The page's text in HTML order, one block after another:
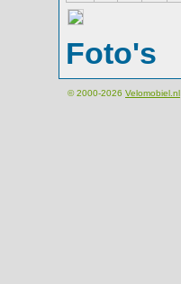
Foto's
© 2000-2026 Velomobiel.nl